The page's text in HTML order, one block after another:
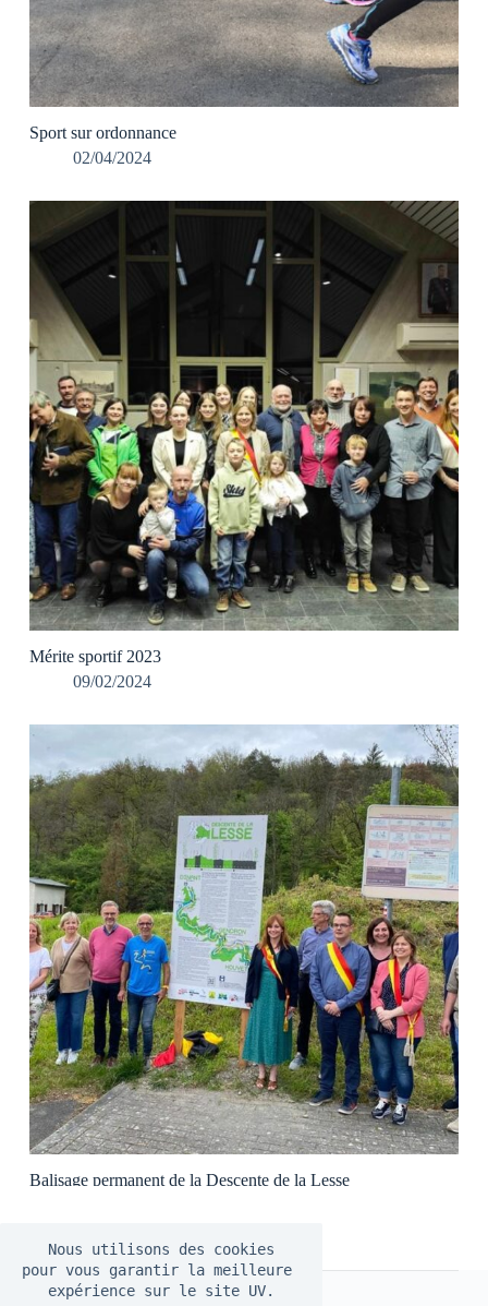
Nous utilisons des cookies
pour vous garantir la meilleure
expérience sur le site UV.
Sport sur ordonnance
02/04/2024
Mérite sportif 2023
09/02/2024
Balisage permanent de la Descente de la Lesse